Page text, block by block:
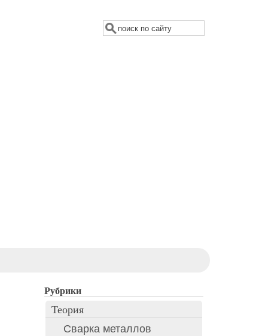
Поиск
Рубрики
Теория
Сварка металлов